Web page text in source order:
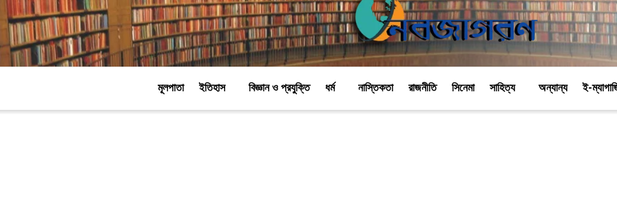
মূলপাতা ইতিহাস বিজ্ঞান ও প্রযুক্তি ধর্ম নাস্তিকতা রাজনীতি সিনেমা সাহিত্য অন্যান্য ই-